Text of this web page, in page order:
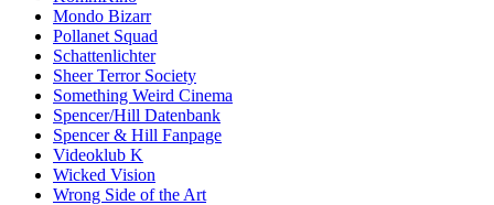
Mondo Bizarr
Pollanet Squad
Schattenlichter
Sheer Terror Society
Something Weird Cinema
Spencer/Hill Datenbank
Spencer & Hill Fanpage
Videoklub K
Wicked Vision
Wrong Side of the Art